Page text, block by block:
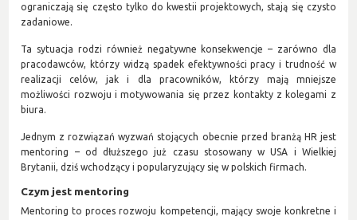
ograniczają się często tylko do kwestii projektowych, stają się czysto
zadaniowe.
Ta sytuacja rodzi również negatywne konsekwencje – zarówno dla
pracodawców, którzy widzą spadek efektywności pracy i trudność w
realizacji celów, jak i dla pracowników, którzy mają mniejsze
możliwości rozwoju i motywowania się przez kontakty z kolegami z
biura.
Jednym z rozwiązań wyzwań stojących obecnie przed branżą HR jest
mentoring – od dłuższego już czasu stosowany w USA i Wielkiej
Brytanii, dziś wchodzący i popularyzujący się w polskich firmach.
Czym jest mentoring
Mentoring to proces rozwoju kompetencji, mający swoje konkretne i